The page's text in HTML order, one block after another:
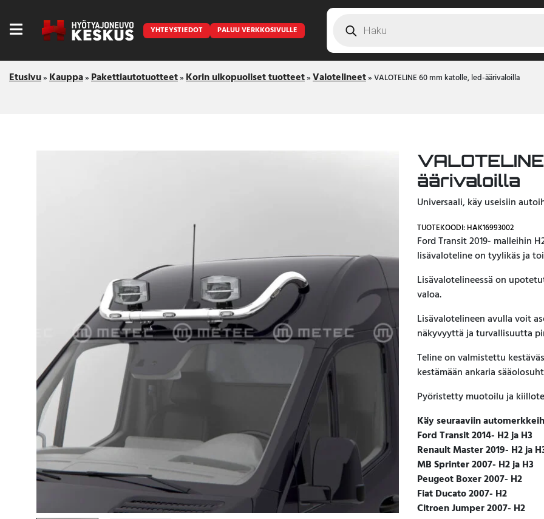
Lava-autojen tuotteet
Pakettiautotuotteet
YHTEYSTIEDOT PALUU VERKKOSIVULLE search
Etusivu»Kauppa»Pakettiautotuotteet»Korin ulkopuoliset tuotteet»Valotelineet»VALOTELINE 60 mm katolle, led-äärivaloilla
äärivaloilla
Universaali, käy useisiin
TUOTEKOODI: HAK16993002
Ford Transit 2019- malleihin
lisävaloteline on tyylikäs ja
Lisävalotelineessä on
valoa.
Lisävalotelineen avulla voit
näkyvyyttä ja turvallisuutta
Teline on valmistettu
kestämään ankaria
Pyöristetty muotoilu ja
Käy seuraaviin
Ford Transit 2014- H2 ja H3
Renault Master 2019- H2 ja
MB Sprinter 2007- H2 ja H3
Peugeot Boxer 2007- H2
Fiat Ducato 2007- H2
Citroen Jumper 2007- H2